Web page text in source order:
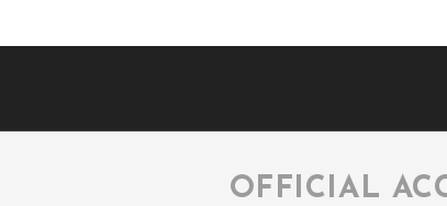
OFFICIAL